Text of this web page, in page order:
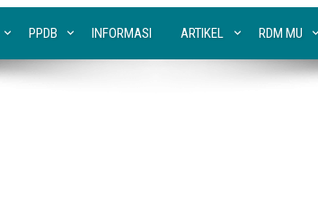
PPDB INFORMASI ARTIKEL RDM MU